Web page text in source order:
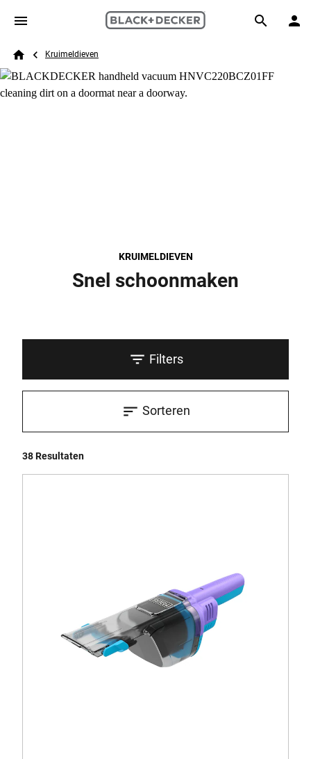
Skip to main content
Search
Breadcrumb
Kruimeldieven
KRUIMELDIEVEN
Snel schoonmaken
Filters
38 Resultaten
Sorteren